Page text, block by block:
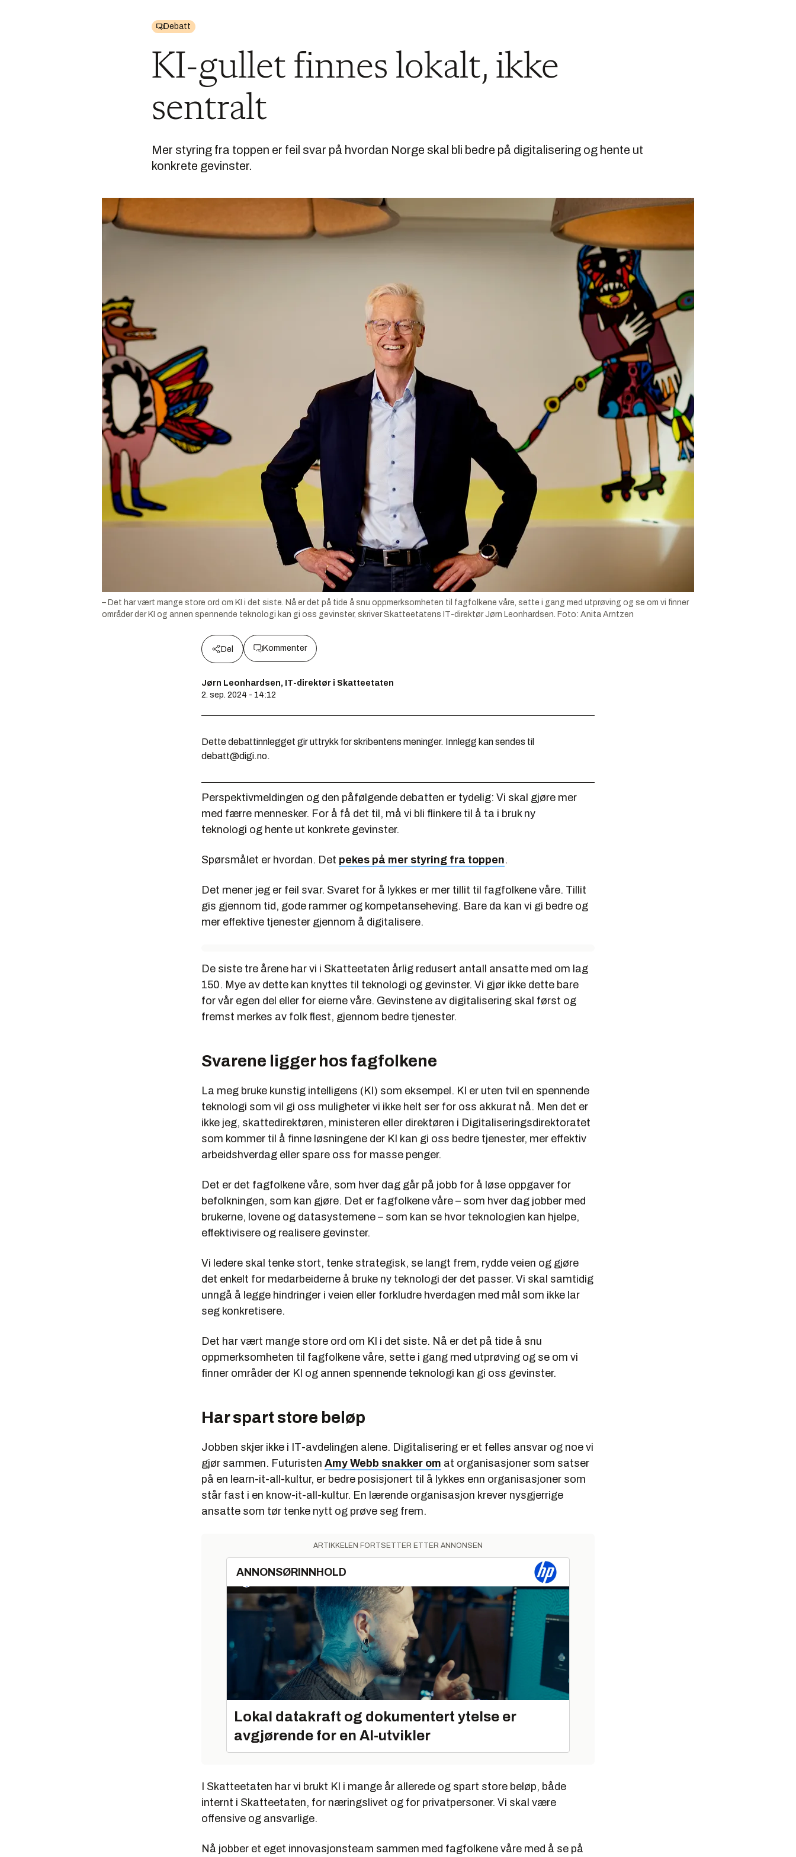
Debatt
KI-gullet finnes lokalt, ikke
sentralt
Mer styring fra toppen er feil svar på hvordan Norge skal bli bedre på digitalisering og hente ut
konkrete gevinster.
– Det har vært mange store ord om KI i det siste. Nå er det på tide å snu oppmerksomheten til fagfolkene våre, sette i gang med utprøving og se om vi finner
områder der KI og annen spennende teknologi kan gi oss gevinster, skriver Skatteetatens IT-direktør Jørn Leonhardsen. Foto: Anita Arntzen
Del Kommenter
Jørn Leonhardsen, IT-direktør i Skatteetaten
2. sep. 2024 - 14:12
Dette debattinnlegget gir uttrykk for skribentens meninger. Innlegg kan sendes til
debatt@digi.no.
Perspektivmeldingen og den påfølgende debatten er tydelig: Vi skal gjøre mer
med færre mennesker. For å få det til, må vi bli flinkere til å ta i bruk ny
teknologi og hente ut konkrete gevinster.
Spørsmålet er hvordan. Det pekes på mer styring fra toppen.
Det mener jeg er feil svar. Svaret for å lykkes er mer tillit til fagfolkene våre. Tillit
gis gjennom tid, gode rammer og kompetanseheving. Bare da kan vi gi bedre og
mer effektive tjenester gjennom å digitalisere.
De siste tre årene har vi i Skatteetaten årlig redusert antall ansatte med om lag
150. Mye av dette kan knyttes til teknologi og gevinster. Vi gjør ikke dette bare
for vår egen del eller for eierne våre. Gevinstene av digitalisering skal først og
fremst merkes av folk flest, gjennom bedre tjenester.
Svarene ligger hos fagfolkene
La meg bruke kunstig intelligens (KI) som eksempel. KI er uten tvil en spennende
teknologi som vil gi oss muligheter vi ikke helt ser for oss akkurat nå. Men det er
ikke jeg, skattedirektøren, ministeren eller direktøren i Digitaliseringsdirektoratet
som kommer til å finne løsningene der KI kan gi oss bedre tjenester, mer effektiv
arbeidshverdag eller spare oss for masse penger.
Det er det fagfolkene våre, som hver dag går på jobb for å løse oppgaver for
befolkningen, som kan gjøre. Det er fagfolkene våre – som hver dag jobber med
brukerne, lovene og datasystemene – som kan se hvor teknologien kan hjelpe,
effektivisere og realisere gevinster.
Vi ledere skal tenke stort, tenke strategisk, se langt frem, rydde veien og gjøre
det enkelt for medarbeiderne å bruke ny teknologi der det passer. Vi skal samtidig
unngå å legge hindringer i veien eller forkludre hverdagen med mål som ikke lar
seg konkretisere.
Det har vært mange store ord om KI i det siste. Nå er det på tide å snu
oppmerksomheten til fagfolkene våre, sette i gang med utprøving og se om vi
finner områder der KI og annen spennende teknologi kan gi oss gevinster.
Har spart store beløp
Jobben skjer ikke i IT-avdelingen alene. Digitalisering er et felles ansvar og noe vi
gjør sammen. Futuristen Amy Webb snakker om at organisasjoner som satser
på en learn-it-all-kultur, er bedre posisjonert til å lykkes enn organisasjoner som
står fast i en know-it-all-kultur. En lærende organisasjon krever nysgjerrige
ansatte som tør tenke nytt og prøve seg frem.
ARTIKKELEN FORTSETTER ETTER ANNONSEN
ANNONSØRINNHOLD
Lokal datakraft og dokumentert ytelse er
avgjørende for en AI-utvikler
I Skatteetaten har vi brukt KI i mange år allerede og spart store beløp, både
internt i Skatteetaten, for næringslivet og for privatpersoner. Vi skal være
offensive og ansvarlige.
Nå jobber et eget innovasjonsteam sammen med fagfolkene våre med å se på